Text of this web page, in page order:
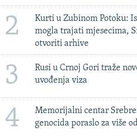
2
Kurti u Zubinom Potoku:
mogla trajati mjesecima,
otvoriti arhive
3
Rusi u Crnoj Gori traže
uvođenja viza
4
Memorijalni centar
genocida poraslo za više